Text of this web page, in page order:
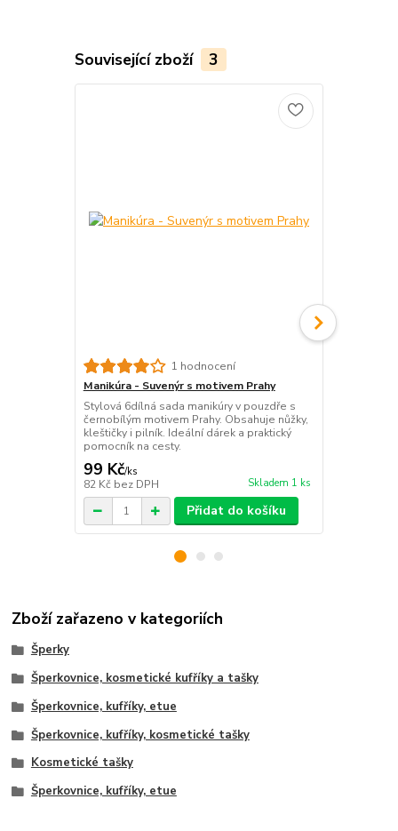
Související zboží 3
1 hodnocení
Manikúra - Suvenýr s motivem Prahy
Stylová 6dílná sada manikúry v pouzdře s
černobílým motivem Prahy. Obsahuje nůžky,
kleštičky i pilník. Ideální dárek a praktický
pomocník na cesty.
99 Kč/ks
82 Kč bez DPH Skladem 1 ks
Přidat do košíku
Zboží zařazeno v kategoriích
Šperky
Šperkovnice, kosmetické kufříky a tašky
Šperkovnice, kufříky, etue
Šperkovnice, kufříky, kosmetické tašky
Kosmetické tašky
Šperkovnice, kufříky, etue